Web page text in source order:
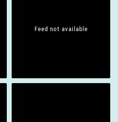
Feed not available